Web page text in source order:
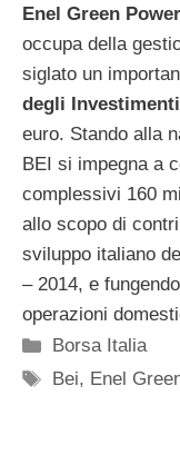
Enel Green Power
occupa della
siglato un
degli Investimenti
euro. Stando alla
BEI si impegna a
complessivi 160
allo scopo di
sviluppo italiano
– 2014, e
operazioni
Categorie
Borsa Italia
Tag
Bei, Enel